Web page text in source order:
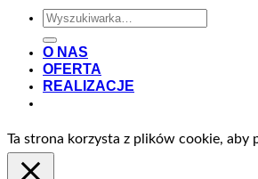
Szukaj:
O NAS
OFERTA
REALIZACJE
Ta strona korzysta z plików cookie, aby